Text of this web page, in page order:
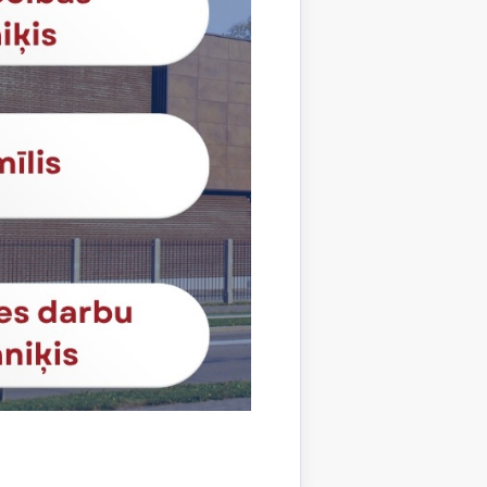
datu iegūšanai
2 gadi
līmeni. 1 minūte
datu iegūšanai
24 stundas
kas tiek
24 stundas
koplietošanai,